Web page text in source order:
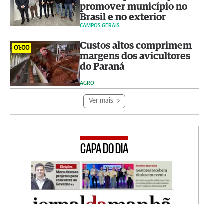
promover município no
Brasil e no exterior
CAMPOS GERAIS
01:00
Custos altos comprimem
margens dos avicultores
do Paraná
AGRO
Ver mais
CAPA DO DIA